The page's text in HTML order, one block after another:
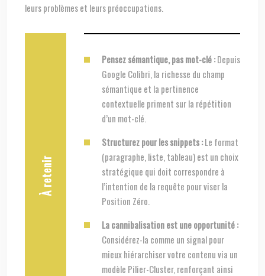
leurs problèmes et leurs préoccupations.
À retenir
Pensez sémantique, pas mot-clé :Depuis
Google Colibri, la richesse du champ
sémantique et la pertinence
contextuelle priment sur la répétition
d’un mot-clé.
Structurez pour les snippets :Le format
(paragraphe, liste, tableau) est un choix
stratégique qui doit correspondre à
l’intention de la requête pour viser la
Position Zéro.
La cannibalisation est une opportunité :
Considérez-la comme un signal pour
mieux hiérarchiser votre contenu via un
modèle Pilier-Cluster, renforçant ainsi